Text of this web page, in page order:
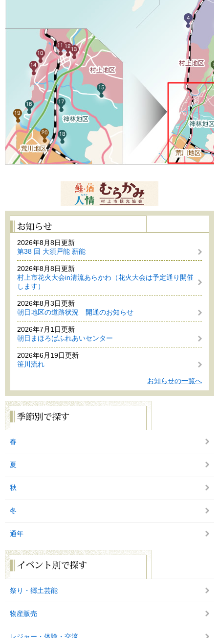
2026年8月8日更新
第38 回 大須戸能 薪能
2026年8月8日更新
村上市花火大会in清流あらかわ（花火大会は予定通り開催
します）
2026年8月3日更新
朝日地区の道路状況 開通のお知らせ
2026年7月1日更新
朝日まほろばふれあいセンター
2026年6月19日更新
笹川流れ
お知らせの一覧へ
季
節
別
で
探春
夏
秋
冬
通年
イ
ベ
ン
ト
別
す
祭り・郷土芸能
物産販売
レジャー・体験・交流